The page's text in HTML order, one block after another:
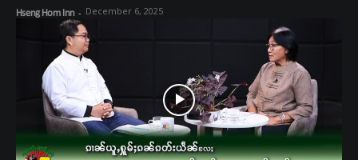
Hseng Hom Inn - December 6, 2025